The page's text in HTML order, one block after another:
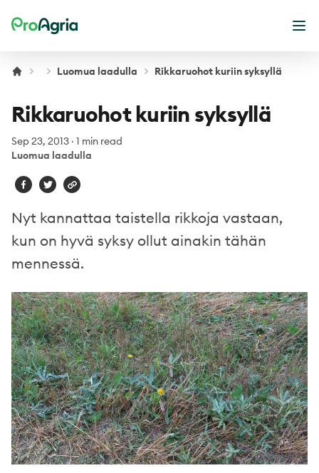
ProAgria
Luomua laadulla Rikkaruohot kuriin syksyllä
Rikkaruohot kuriin syksyllä
Sep 23, 2013 · 1 min read
Luomua laadulla
Nyt kannattaa taistella rikkoja vastaan,
kun on hyvä syksy ollut ainakin tähän
mennessä.